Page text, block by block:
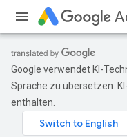
Google verwendet KI-
Sprache zu übersetzen.
enthalten.